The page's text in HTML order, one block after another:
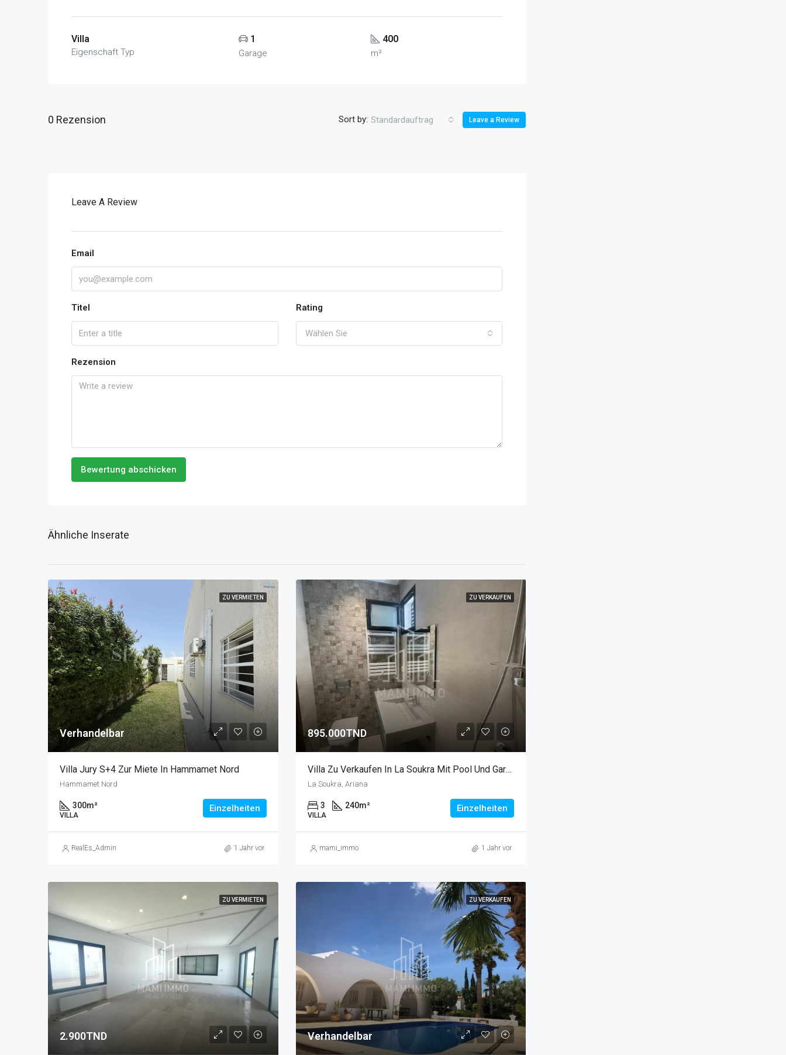
Villa
Eigenschaft Typ
1
Garage
400
m²
0 Rezension Sort by: Standardauftrag Leave a Review
Leave A Review
Email
Titel Rating
Wählen Sie
Rezension
Bewertung abschicken
Ähnliche Inserate
ZU VERMIETEN
Verhandelbar
Villa Jury S+4 Zur Miete In Hammamet Nord
Hammamet Nord
300m²
VILLA
Einzelheiten
RealEs_Admin 1 Jahr vor
ZU VERKAUFEN
895.000TND
Villa Zu Verkaufen In La Soukra Mit Pool Und Garten
La Soukra, Ariana
3 240m²
VILLA
Einzelheiten
mami_immo 1 Jahr vor
ZU VERMIETEN
2.900TND
ZU VERKAUFEN
Verhandelbar